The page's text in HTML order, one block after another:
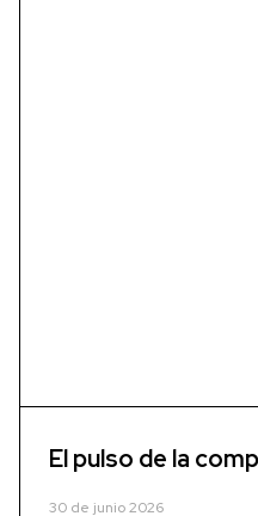
El pulso de la
30 de junio 2026